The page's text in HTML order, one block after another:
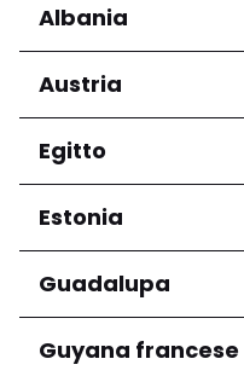
Albania
Regioni
Qarku i
Austria
Regioni
Salzburg
Wien
Egitto
Regioni
Estonia
Regioni
Harju
Tartu
Guadalupa
Regioni
Guyana francese